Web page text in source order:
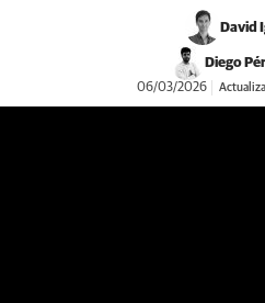
David
Diego
06/03/2026